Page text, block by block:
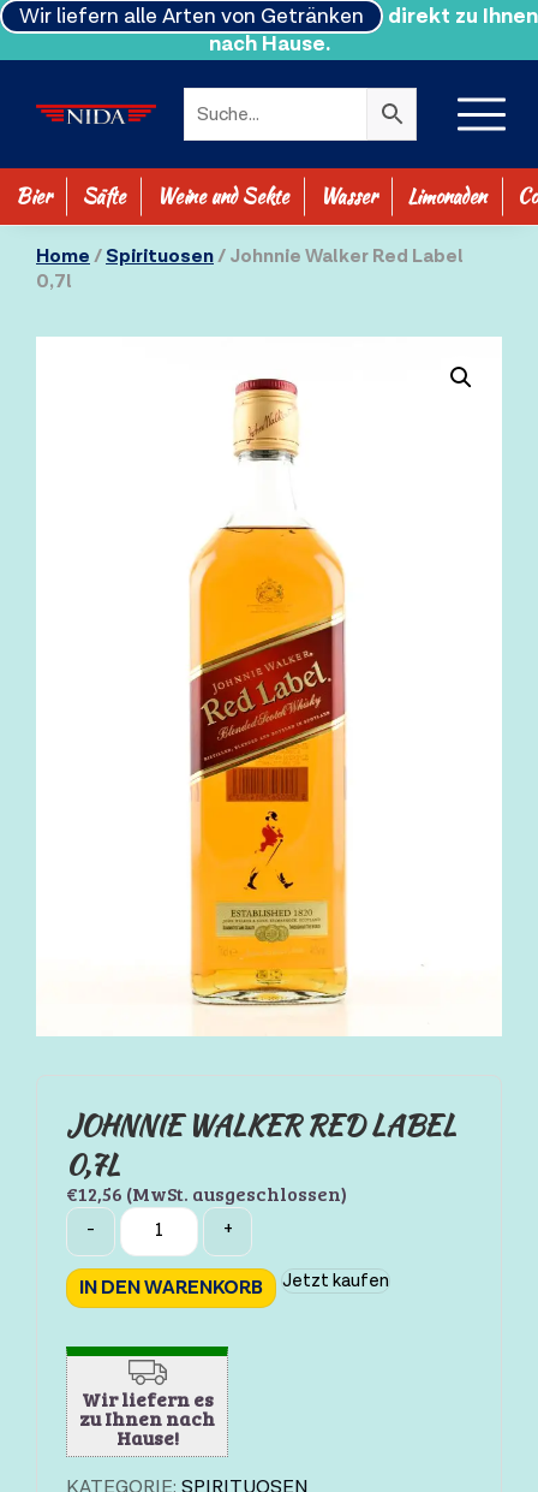
Wir liefern alle Arten von Getränken
direkt zu Ihnen
nach Hause.
SHOP ALLE
Bier Säfte Weine und Sekte Wasser Limonaden
Home/Spirituosen/ Johnnie Walker Red Label
0,7l
JOHNNIE WALKER RED LABEL
0,7L
€12,56 (MwSt. ausgeschlossen)
Quantity
- +
IN DEN WARENKORB Jetzt kaufen
Wir liefern es
zu Ihnen nach
Hause!